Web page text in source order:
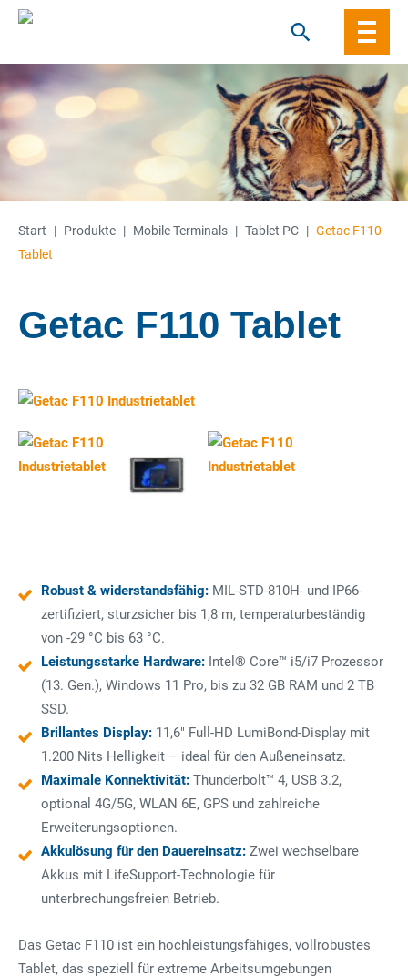
to
content
Start | Produkte | Mobile Terminals | Tablet PC | Getac F110
Tablet
Getac F110 Tablet
Robust & widerstandsfähig: MIL-STD-810H- und IP66-
zertifiziert, sturzsicher bis 1,8 m, temperaturbeständig
von -29 °C bis 63 °C.
Leistungsstarke Hardware: Intel® Core™ i5/i7 Prozessor
(13. Gen.), Windows 11 Pro, bis zu 32 GB RAM und 2 TB
SSD.
Brillantes Display: 11,6" Full-HD LumiBond-Display mit
1.200 Nits Helligkeit – ideal für den Außeneinsatz.
Maximale Konnektivität: Thunderbolt™ 4, USB 3.2,
optional 4G/5G, WLAN 6E, GPS und zahlreiche
Erweiterungsoptionen.
Akkulösung für den Dauereinsatz: Zwei wechselbare
Akkus mit LifeSupport-Technologie für
unterbrechungsfreien Betrieb.
Das Getac F110 ist ein hochleistungsfähiges, vollrobustes
Tablet, das speziell für extreme Arbeitsumgebungen